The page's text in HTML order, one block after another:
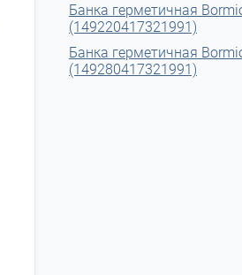
Банка герметичная
(149220417321991)
Банка герметичная
(149280417321991)